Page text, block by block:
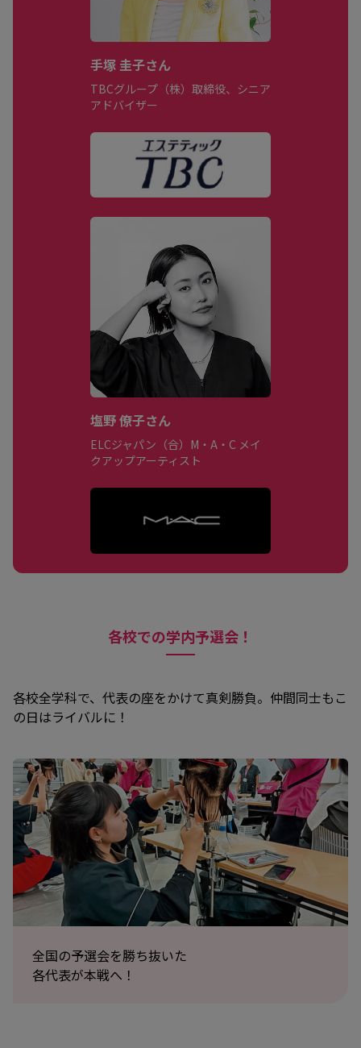
手塚 圭子さん
TBCグループ（株）取締役、シニア
アドバイザー
塩野 僚子さん
ELCジャパン（合）M・A・C メイ
クアップアーティスト
各校での学内予選会！
各校全学科で、代表の座をかけて真剣勝負。仲間同士もこ
の日はライバルに！
全国の予選会を勝ち抜いた
各代表が本戦へ！